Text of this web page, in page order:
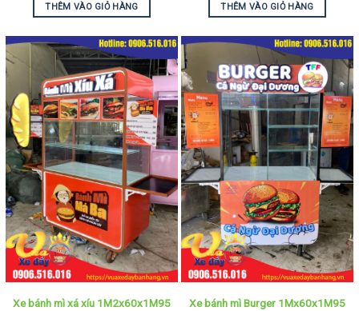
THÊM VÀO GIỎ HÀNG THÊM VÀO GIỎ HÀNG
Xe bánh mì xá xíu 1M2x60x1M95 Xe bánh mì Burger 1Mx60x1M95